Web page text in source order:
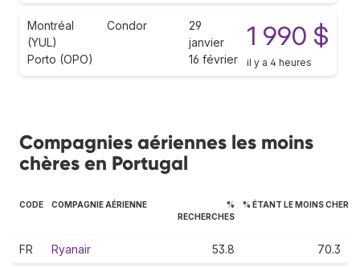
Montréal
(YUL)
Porto (OPO)
Condor
29
janvier
16 février
1 990 $
il y a 4 heures
Compagnies aériennes les moins
chères en Portugal
CODE COMPAGNIE AÉRIENNE
%
RECHERCHES
% ÉTANT LE MOINS CHER
FR Ryanair 53.8 70.3